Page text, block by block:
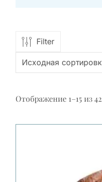
Filter
Отображение 1–15 из 42